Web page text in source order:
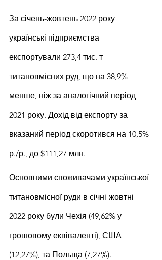
За січень-жовтень 2022 року
українські підприємства
експортували 273,4 тис. т
титановмісних руд, що на 38,9%
менше, ніж за аналогічний період
2021 року. Дохід від експорту за
вказаний період скоротився на 10,5%
р./р., до $111,27 млн.
Основними споживачами української
титановмісної руди в січні-жовтні
2022 року були Чехія (49,62% у
грошовому еквіваленті), США
(12,27%), та Польща (7,27%).